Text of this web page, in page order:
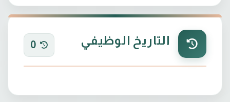
التاريخ الوظيفي 0